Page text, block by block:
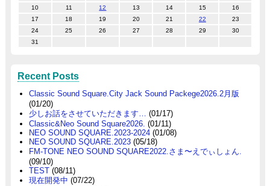
10
11 12 13 14 15
16
17
18 19 20 21 22
23
24
25 26 27 28 29
30
31
Recent Posts
Classic Sound Square.City Jack Sound Packege2026.2月版
(01/20)
少しお話をさせていただきます… (01/17)
Classic&Neo Sound Square2026. (01/11)
NEO SOUND SQUARE.2023-2024 (01/08)
NEO SOUND SQUARE.2023 (05/18)
FM-TONE NEO SOUND SQUARE2022.さま〜えでぃしょん.
(09/10)
TEST (08/11)
現在開発中 (07/22)